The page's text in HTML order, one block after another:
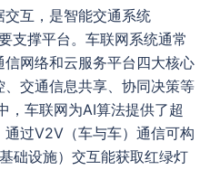
互，是智能交通系统
支撑平台。车联网系统通常
网络和云服务平台四大核心
交通信息共享、协同决策等
，车联网为AI算法提供了超
过V2V（车与车）通信可构
础设施）交互能获取红绿灯